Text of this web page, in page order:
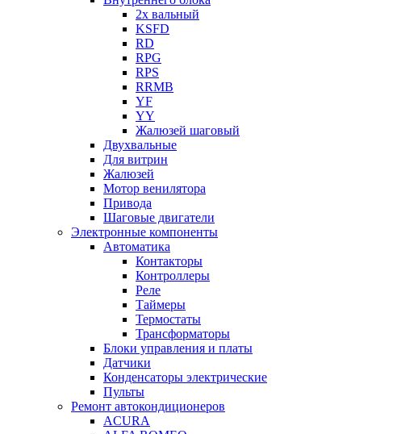
2х вальный
KSFD
RD
RPG
RPS
RRMB
YF
YY
Жалюзей шаговый
Двухвальные
Для витрин
Жалюзей
Мотор венилятора
Привода
Шаговые двигатели
Электронные компоненты
Автоматика
Контакторы
Контроллеры
Реле
Таймеры
Термостаты
Трансформаторы
Блоки управления и платы
Датчики
Конденсаторы электрические
Пульты
Ремонт автокондиционеров
ACURA